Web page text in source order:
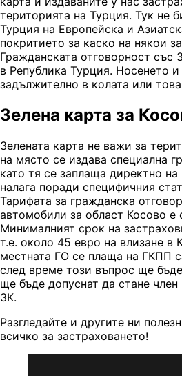
територията на Турция. Тук не
Турция на Европейска и
покритието за каско на някои
Гражданската отговорност със
в Република Турция. Носенето
задължително в колата или
Зелена карта за
Зелената карта не важи за
на място се издава специална
като тя се заплаща директно на
налага поради специфичния
Тарифата за гражданска
автомобили за област Косово е
Минималният срок на
т.е. около 45 евро на влизане в
местната ГО се плаща на ГКПП
след време този въпрос ще
ще бъде допуснат да стане
ЗК.
Разгледайте и другите ни
всичко за застраховането!